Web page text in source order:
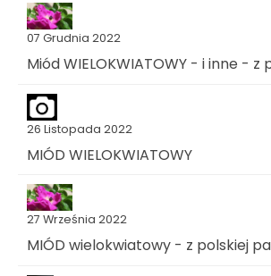
07 Grudnia 2022
Miód WIELOKWIATOWY - i inne - z
26 Listopada 2022
MIÓD WIELOKWIATOWY
27 Września 2022
MIÓD wielokwiatowy - z polskiej